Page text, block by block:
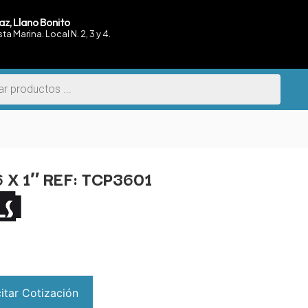
Llano Bonito
Marina. Local N. 2, 3 y 4.
1″ REF: TCP3601
Cotización